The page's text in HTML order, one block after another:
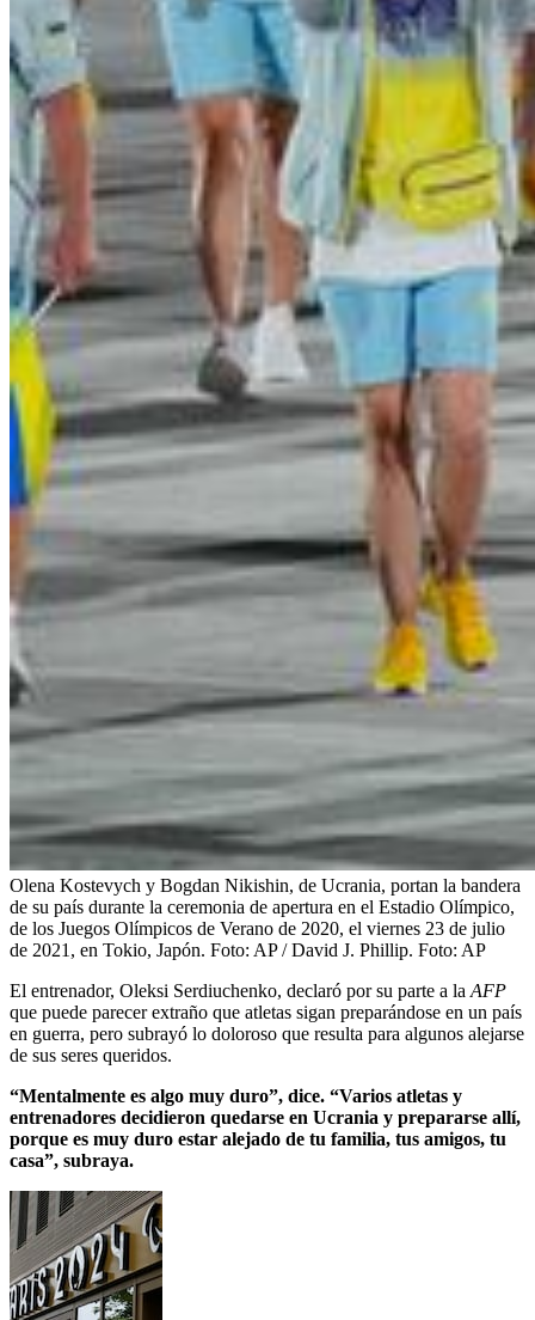
Olena Kostevych y Bogdan Nikishin, de Ucrania, portan la bandera
de su país durante la ceremonia de apertura en el Estadio Olímpico,
de los Juegos Olímpicos de Verano de 2020, el viernes 23 de julio
de 2021, en Tokio, Japón. Foto: AP / David J. Phillip. Foto: AP
El entrenador, Oleksi Serdiuchenko, declaró por su parte a la AFP
que puede parecer extraño que atletas sigan preparándose en un país
en guerra, pero subrayó lo doloroso que resulta para algunos alejarse
de sus seres queridos.
“Mentalmente es algo muy duro”, dice. “Varios atletas y
entrenadores decidieron quedarse en Ucrania y prepararse allí,
porque es muy duro estar alejado de tu familia, tus amigos, tu
casa”, subraya.